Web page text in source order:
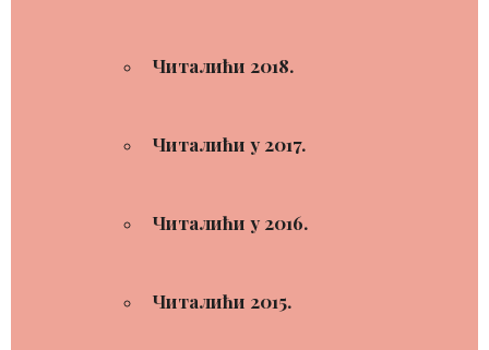
Читалићи 2018.
Читалићи у 2017.
Читалићи у 2016.
Читалићи 2015.